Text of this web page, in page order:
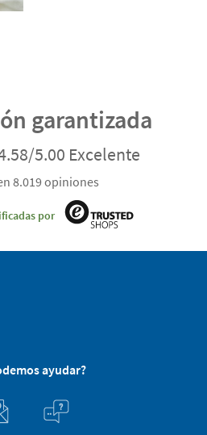
garantizada
5.00 Excelente
8.019 opiniones
por
ayudar?